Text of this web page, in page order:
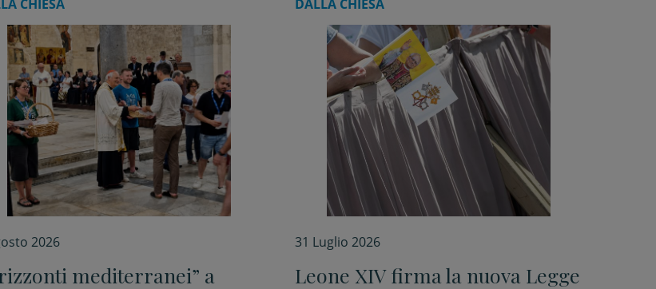
CHIESA
2026
mediterranei” a
DALLA CHIESA
31 Luglio 2026
Leone XIV firma la nuova Legge